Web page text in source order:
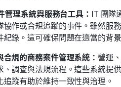
管理系統與服務台工具： IT 團隊
協作或合規追蹤的事件。雖然服
紀錄。這可確保問題在適當的背
合規的商務案件管理系統： 營運
、調查與法規流程。這些系統提
追蹤有助於維持一致性與治理。